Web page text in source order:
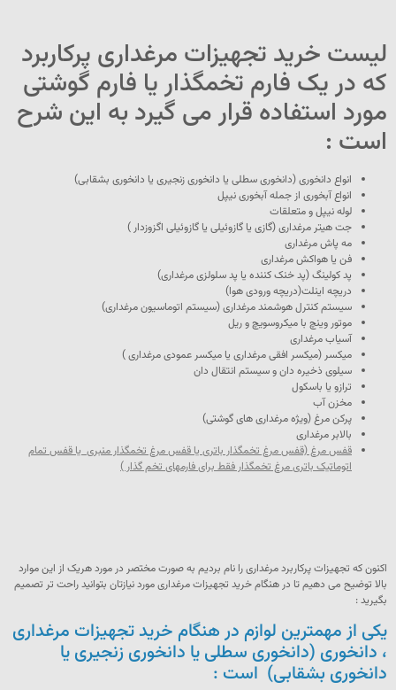
لیست خرید تجهیزات مرغداری پرکاربرد
که در یک فارم تخمگذار یا فارم گوشتی
مورد استفاده قرار می گیرد به این شرح
است :
انواع دانخوری (دانخوری سطلی یا دانخوری زنجیری یا دانخوری بشقابی)
انواع آبخوری از جمله آبخوری نیپل
لوله نیپل و متعلقات
جت هیتر مرغداری (گازی یا گازوئیلی یا گازوئیلی اگزوزدار )
مه پاش مرغداری
فن یا هواکش مرغداری
پد کولینگ (پد خنک کننده یا پد سلولزی مرغداری)
دریچه اینلت(دریچه ورودی هوا)
سیستم کنترل هوشمند مرغداری (سیستم اتوماسیون مرغداری)
موتور وینچ با میکروسویچ و ریل
آسیاب مرغداری
میکسر (میکسر افقی مرغداری یا میکسر عمودی مرغداری )
سیلوی ذخیره دان و سیستم انتقال دان
ترازو یا باسکول
مخزن آب
پرکن مرغ (ویژه مرغداری های گوشتی)
بالابر مرغداری
قفس مرغ (قفس مرغ تخمگذار باتری یا قفس مرغ تخمگذار منبری یا قفس تمام
اتوماتیک باتری مرغ تخمگذار فقط برای فارمهای تخم گذار )
اکنون که تجهیزات پرکاربرد مرغداری را نام بردیم به صورت مختصر در مورد هریک از این موارد
بالا توضیح می دهیم تا در هنگام خرید تجهیزات مرغداری مورد نیازتان بتوانید راحت تر تصمیم
بگیرید :
یکی از مهمترین لوازم در هنگام خرید تجهیزات مرغداری
، دانخوری (دانخوری سطلی یا دانخوری زنجیری یا
دانخوری بشقابی) است :